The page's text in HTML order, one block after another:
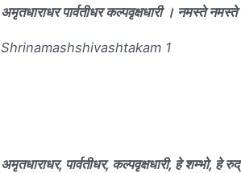
अमृतधाराधर पार्वतीधर कल्पवृक्षधारी । नमस्ते
Shrinamashshivashtakam 1
अमृतधाराधर, पार्वतीधर, कल्पवृक्षधारी, हे शम्भो,